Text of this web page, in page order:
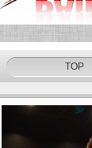
TOP